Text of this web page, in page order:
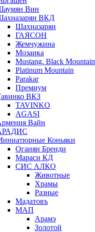
Вин
ВКД
Шахназарян
ГАЯСОН
Жемчужина
Мозаика
Mustang. Black Mountain
Platinum Mountain
Parakar
Премиум
ВКЗ
TAVINKO
AGASI
Вайн
Коньяки
Оганян Бренди
Мараси КД
СИС АЛКО
Животные
Храмы
Разные
Мадатовъ
МАП
Арамэ
Золотой